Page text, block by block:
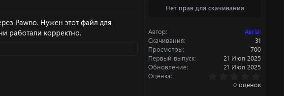
Pawno. Нужен этот файл для
работали корректно.
Нет прав для скачивания
Автор
Aerial
Скачивания
31
Просмотры
700
Первый выпуск
21 Июл 2025
Обновление
21 Июл 2025
Оценка
.
0
0 оценок